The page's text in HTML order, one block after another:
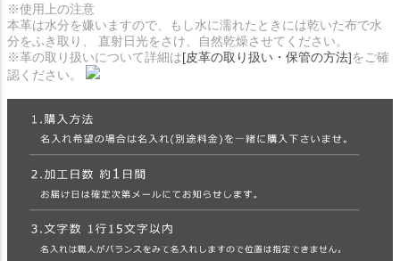
※使用上の注意
本革は水分を嫌いますので、もし水に濡れたときには乾いた布で水
分をふき取り、 直射日光をさけ、自然乾燥させてください。
※革の取り扱いについて詳細は[皮革の取り扱い・保管の方法]をご確
認ください。